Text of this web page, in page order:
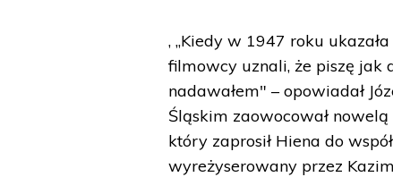
, „Kiedy w 1947 roku
filmowcy uznali, że piszę jak
nadawałem" – opowiadał
Śląskim zaowocował
który zaprosił Hiena do
wyreżyserowany przez